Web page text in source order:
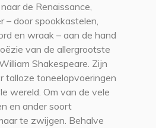
de Renaissance,
– door spookkastelen,
en wraak – aan de hand
van de allergrootste
Shakespeare. Zijn
talloze toneelopvoeringen
wereld. Om van de vele
en ander soort
te zwijgen. Behalve